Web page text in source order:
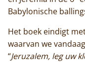
Babylonische
Het boek eindigt
waarvan we
“Jeruzalem, leg uw